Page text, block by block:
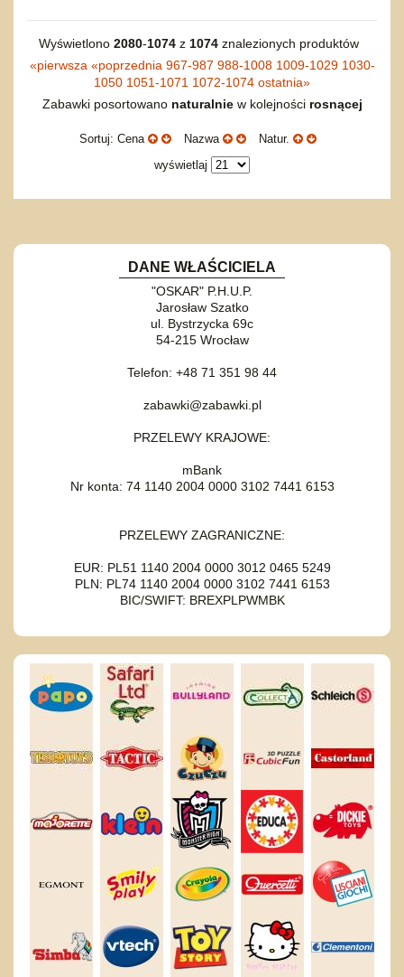
Dźwiekowe
Maty do zabawy
Pojazdy
Inne
Wyprzedaż
Promocje
Regulamin
Mapa produktów
Wyświetlono 2080-1074z 1074znalezionych produktów
«pierwsza «poprzednia 967-987 988-1008 1009-1029 1030-
1050 1051-1071 1072-1074 ostatnia»
Zabawki posortowano naturalniew kolejności rosnącej
Sortuj: Cena Nazwa
Natur.
wyświetlaj
DANE WŁAŚCICIELA
"OSKAR" P.H.U.P.
Jarosław Szatko
ul. Bystrzycka 69c
54-215 Wrocław
Telefon: +48 71 351 98 44
zabawki@zabawki.pl
PRZELEWY KRAJOWE:
mBank
Nr konta: 74 1140 2004 0000 3102 7441 6153
PRZELEWY ZAGRANICZNE:
EUR: PL51 1140 2004 0000 3012 0465 5249
PLN: PL74 1140 2004 0000 3102 7441 6153
BIC/SWIFT: BREXPLPWMBK